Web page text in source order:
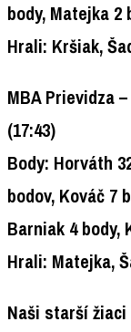
body, Matejka 2
Hrali: Kršiak,
MBA Prievidza
(17:43)
Body: Horváth
bodov, Kováč 7
Barniak 4 body,
Hrali: Matejka,
Naši starší